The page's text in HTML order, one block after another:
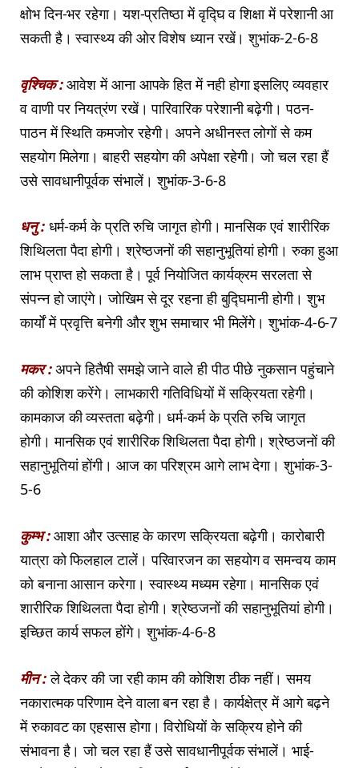
क्षोभ दिन-भर रहेगा। यश-प्रतिष्ठा में वृद्घि व शिक्षा में परेशानी आ
सकती है। स्वास्थ्य की ओर विशेष ध्यान रखें। शुभांक-2-6-8
वृश्चिक : आवेश में आना आपके हित में नही होगा इसलिए व्यवहार
व वाणी पर नियत्रंण रखें। पारिवारिक परेशानी बढ़ेगी। पठन-
पाठन में स्थिति कमजोर रहेगी। अपने अधीनस्त लोगों से कम
सहयोग मिलेगा। बाहरी सहयोग की अपेक्षा रहेगी। जो चल रहा हैं
उसे सावधानीपूर्वक संभालें। शुभांक-3-6-8
धनु :धर्म-कर्म के प्रति रुचि जागृत होगी। मानसिक एवं शारीरिक
शिथिलता पैदा होगी। श्रेष्ठजनों की सहानुभूतियां होगी। रुका हुआ
लाभ प्राप्त हो सकता है। पूर्व नियोजित कार्यक्रम सरलता से
संपन्न हो जाएंगे। जोखिम से दूर रहना ही बुद्घिमानी होगी। शुभ
कार्यों में प्रवृत्ति बनेगी और शुभ समाचार भी मिलेंगे। शुभांक-4-6-7
मकर :अपने हितैषी समझे जाने वाले ही पीठ पीछे नुकसान पहुंचाने
की कोशिश करेंगे। लाभकारी गतिविधियों में सक्रियता रहेगी।
कामकाज की व्यस्तता बढ़ेगी। धर्म-कर्म के प्रति रुचि जागृत
होगी। मानसिक एवं शारीरिक शिथिलता पैदा होगी। श्रेष्ठजनों की
सहानुभूतियां होंगी। आज का परिश्रम आगे लाभ देगा। शुभांक-3-
5-6
कुम्भ : आशा और उत्साह के कारण सक्रियता बढ़ेगी। कारोबारी
यात्रा को फिलहाल टालें। परिवारजन का सहयोग व समन्वय काम
को बनाना आसान करेगा। स्वास्थ्य मध्यम रहेगा। मानसिक एवं
शारीरिक शिथिलता पैदा होगी। श्रेष्ठजनों की सहानुभूतियां होगी।
इच्छित कार्य सफल होंगे। शुभांक-4-6-8
मीन : ले देकर की जा रही काम की कोशिश ठीक नहीं। समय
नकारात्मक परिणाम देने वाला बन रहा है। कार्यक्षेत्र में आगे बढ़ने
में रुकावट का एहसास होगा। विरोधियों के सक्रिय होने की
संभावना है। जो चल रहा हैं उसे सावधानीपूर्वक संभालें। भाई-